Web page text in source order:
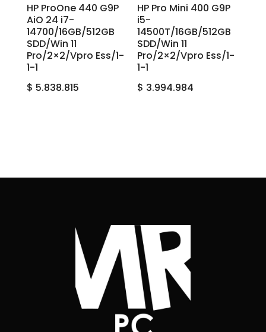
HP ProOne 440 G9P
AiO 24 i7-
14700/16GB/512GB
SDD/Win 11
Pro/2×2/Vpro Ess/1-
1-1
$ 5.838.815
HP Pro Mini 400 G9P
i5-
14500T/16GB/512GB
SDD/Win 11
Pro/2×2/Vpro Ess/1-
1-1
$ 3.994.984